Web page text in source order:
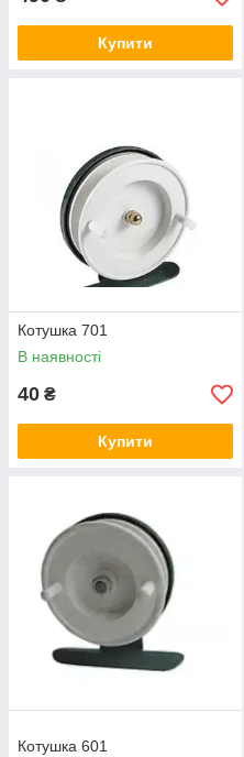
Купити
Котушка 701
В наявності
40 ₴
Купити
Котушка 601